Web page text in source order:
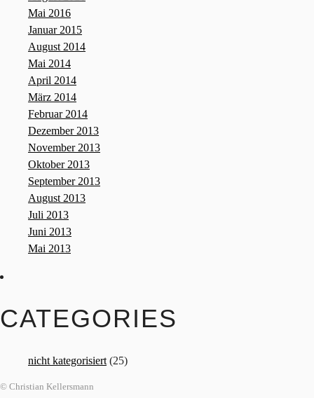
Mai 2016
Januar 2015
August 2014
Mai 2014
April 2014
März 2014
Februar 2014
Dezember 2013
November 2013
Oktober 2013
September 2013
August 2013
Juli 2013
Juni 2013
Mai 2013
CATEGORIES
nicht kategorisiert (25)
© Christian Kellersmann